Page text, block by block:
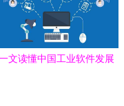
文读懂中国工业软件发展